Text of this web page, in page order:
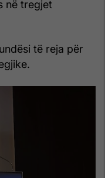
në tregjet
të reja për